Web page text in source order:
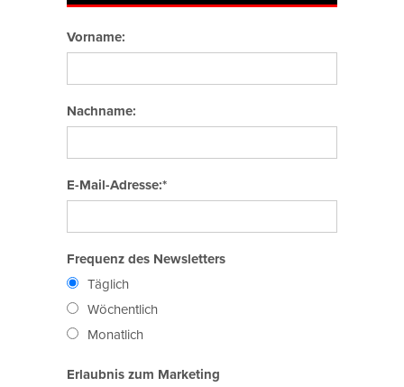
Vorname:
Nachname:
E-Mail-Adresse:*
Frequenz des Newsletters
Täglich
Wöchentlich
Monatlich
Erlaubnis zum Marketing